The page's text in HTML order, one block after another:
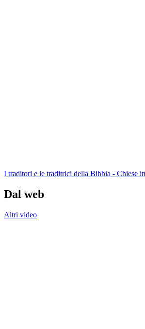
I traditori e le traditrici della Bibbia - Chiese
Dal web
Altri video